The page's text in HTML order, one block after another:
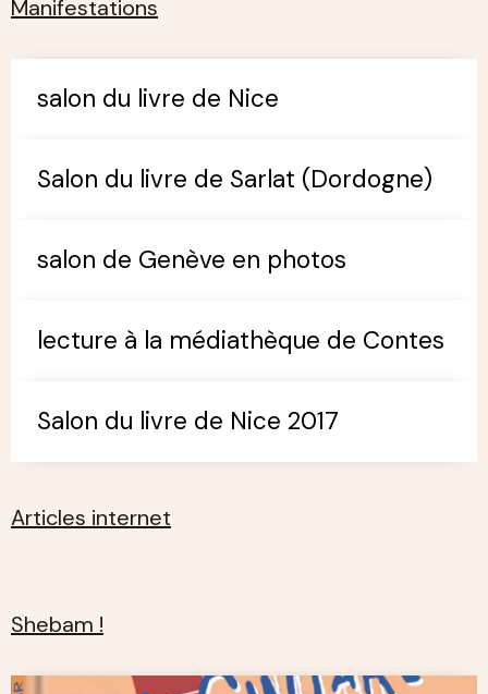
Manifestations
salon du livre de Nice
Salon du livre de Sarlat (Dordogne)
salon de Genève en photos
lecture à la médiathèque de Contes
Salon du livre de Nice 2017
Articles internet
Shebam !